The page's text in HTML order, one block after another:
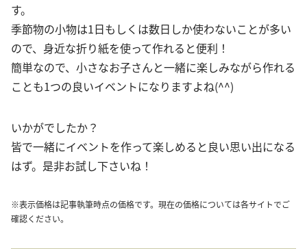
す。
季節物の小物は1日もしくは数日しか使わないことが多い
ので、身近な折り紙を使って作れると便利！
簡単なので、小さなお子さんと一緒に楽しみながら作れる
ことも1つの良いイベントになりますよね(^^)
いかがでしたか？
皆で一緒にイベントを作って楽しめると良い思い出になる
はず。是非お試し下さいね！
※表示価格は記事執筆時点の価格です。現在の価格については各サイトでご
確認ください。